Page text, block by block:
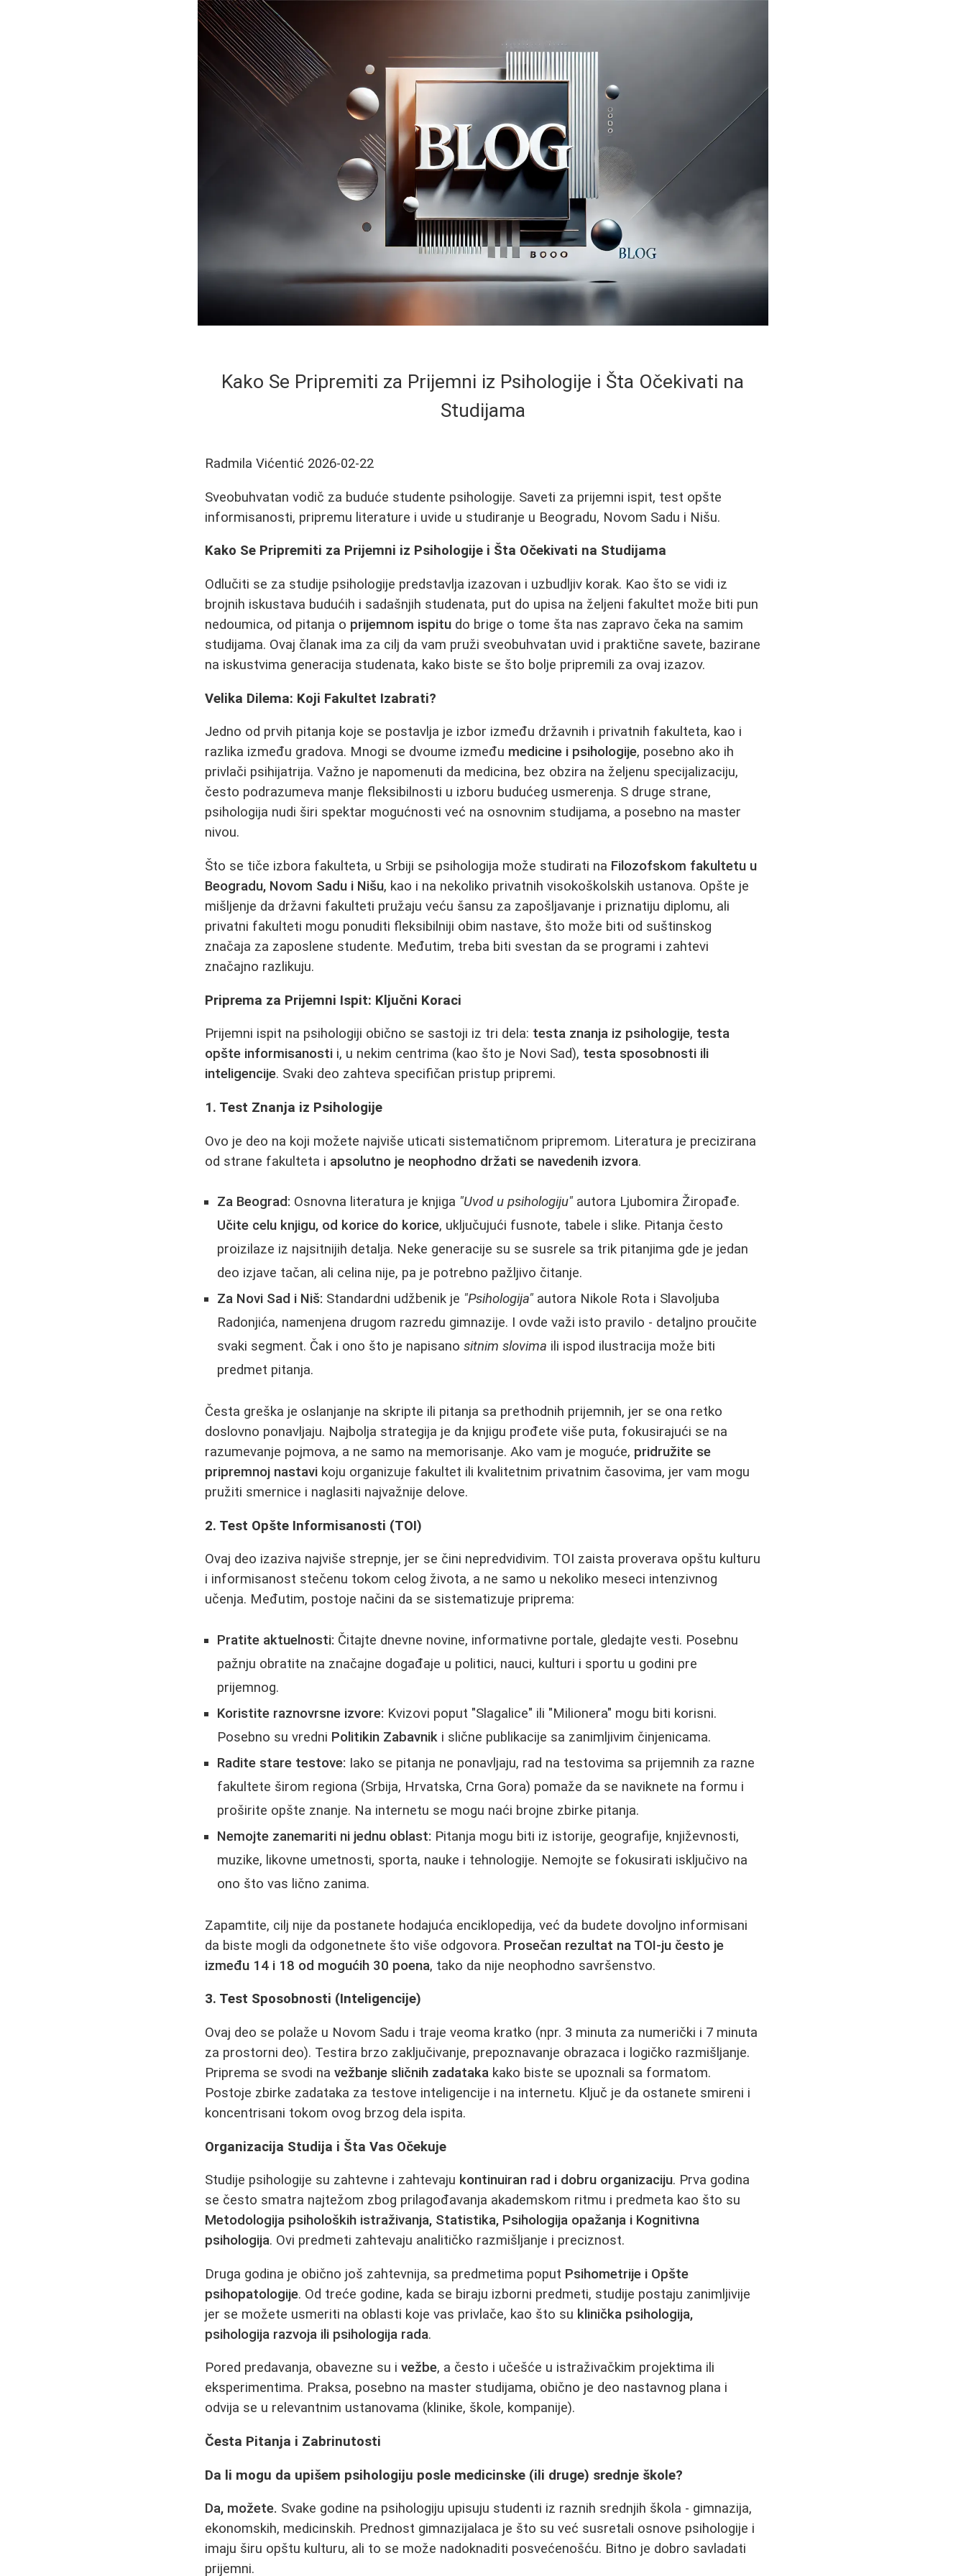
Kako Se Pripremiti za Prijemni iz Psihologije i Šta Očekivati na
Studijama
Radmila Vićentić 2026-02-22
Sveobuhvatan vodič za buduće studente psihologije. Saveti za prijemni ispit, test opšte
informisanosti, pripremu literature i uvide u studiranje u Beogradu, Novom Sadu i Nišu.
Kako Se Pripremiti za Prijemni iz Psihologije i Šta Očekivati na Studijama
Odlučiti se za studije psihologije predstavlja izazovan i uzbudljiv korak. Kao što se vidi iz
brojnih iskustava budućih i sadašnjih studenata, put do upisa na željeni fakultet može biti pun
nedoumica, od pitanja o prijemnom ispitu do brige o tome šta nas zapravo čeka na samim
studijama. Ovaj članak ima za cilj da vam pruži sveobuhvatan uvid i praktične savete, bazirane
na iskustvima generacija studenata, kako biste se što bolje pripremili za ovaj izazov.
Velika Dilema: Koji Fakultet Izabrati?
Jedno od prvih pitanja koje se postavlja je izbor između državnih i privatnih fakulteta, kao i
razlika između gradova. Mnogi se dvoume između medicine i psihologije, posebno ako ih
privlači psihijatrija. Važno je napomenuti da medicina, bez obzira na željenu specijalizaciju,
često podrazumeva manje fleksibilnosti u izboru budućeg usmerenja. S druge strane,
psihologija nudi širi spektar mogućnosti već na osnovnim studijama, a posebno na master
nivou.
Što se tiče izbora fakulteta, u Srbiji se psihologija može studirati na Filozofskom fakultetu u
Beogradu, Novom Sadu i Nišu, kao i na nekoliko privatnih visokoškolskih ustanova. Opšte je
mišljenje da državni fakulteti pružaju veću šansu za zapošljavanje i priznatiju diplomu, ali
privatni fakulteti mogu ponuditi fleksibilniji obim nastave, što može biti od suštinskog
značaja za zaposlene studente. Međutim, treba biti svestan da se programi i zahtevi
značajno razlikuju.
Priprema za Prijemni Ispit: Ključni Koraci
Prijemni ispit na psihologiji obično se sastoji iz tri dela: testa znanja iz psihologije, testa
opšte informisanosti i, u nekim centrima (kao što je Novi Sad), testa sposobnosti ili
inteligencije. Svaki deo zahteva specifičan pristup pripremi.
1. Test Znanja iz Psihologije
Ovo je deo na koji možete najviše uticati sistematičnom pripremom. Literatura je precizirana
od strane fakulteta i apsolutno je neophodno držati se navedenih izvora.
Za Beograd: Osnovna literatura je knjiga "Uvod u psihologiju" autora Ljubomira Žiropađe.
Učite celu knjigu, od korice do korice, uključujući fusnote, tabele i slike. Pitanja često
proizilaze iz najsitnijih detalja. Neke generacije su se susrele sa trik pitanjima gde je jedan
deo izjave tačan, ali celina nije, pa je potrebno pažljivo čitanje.
Za Novi Sad i Niš: Standardni udžbenik je "Psihologija" autora Nikole Rota i Slavoljuba
Radonjića, namenjena drugom razredu gimnazije. I ovde važi isto pravilo - detaljno proučite
svaki segment. Čak i ono što je napisanositnim slovima ili ispod ilustracija može biti
predmet pitanja.
Česta greška je oslanjanje na skripte ili pitanja sa prethodnih prijemnih, jer se ona retko
doslovno ponavljaju. Najbolja strategija je da knjigu prođete više puta, fokusirajući se na
razumevanje pojmova, a ne samo na memorisanje. Ako vam je moguće, pridružite se
pripremnoj nastavi koju organizuje fakultet ili kvalitetnim privatnim časovima, jer vam mogu
pružiti smernice i naglasiti najvažnije delove.
2. Test Opšte Informisanosti (TOI)
Ovaj deo izaziva najviše strepnje, jer se čini nepredvidivim. TOI zaista proverava opštu kulturu
i informisanost stečenu tokom celog života, a ne samo u nekoliko meseci intenzivnog
učenja. Međutim, postoje načini da se sistematizuje priprema:
Pratite aktuelnosti: Čitajte dnevne novine, informativne portale, gledajte vesti. Posebnu
pažnju obratite na značajne događaje u politici, nauci, kulturi i sportu u godini pre
prijemnog.
Koristite raznovrsne izvore: Kvizovi poput "Slagalice" ili "Milionera" mogu biti korisni.
Posebno su vredni Politikin Zabavnik i slične publikacije sa zanimljivim činjenicama.
Radite stare testove: Iako se pitanja ne ponavljaju, rad na testovima sa prijemnih za razne
fakultete širom regiona (Srbija, Hrvatska, Crna Gora) pomaže da se naviknete na formu i
proširite opšte znanje. Na internetu se mogu naći brojne zbirke pitanja.
Nemojte zanemariti ni jednu oblast: Pitanja mogu biti iz istorije, geografije, književnosti,
muzike, likovne umetnosti, sporta, nauke i tehnologije. Nemojte se fokusirati isključivo na
ono što vas lično zanima.
Zapamtite, cilj nije da postanete hodajuća enciklopedija, već da budete dovoljno informisani
da biste mogli da odgonetnete što više odgovora. Prosečan rezultat na TOI-ju često je
između 14 i 18 od mogućih 30 poena, tako da nije neophodno savršenstvo.
3. Test Sposobnosti (Inteligencije)
Ovaj deo se polaže u Novom Sadu i traje veoma kratko (npr. 3 minuta za numerički i 7 minuta
za prostorni deo). Testira brzo zaključivanje, prepoznavanje obrazaca i logičko razmišljanje.
Priprema se svodi navežbanje sličnih zadataka kako biste se upoznali sa formatom.
Postoje zbirke zadataka za testove inteligencije i na internetu. Ključ je da ostanete smireni i
koncentrisani tokom ovog brzog dela ispita.
Organizacija Studija i Šta Vas Očekuje
Studije psihologije su zahtevne i zahtevaju kontinuiran rad i dobru organizaciju. Prva godina
se često smatra najtežom zbog prilagođavanja akademskom ritmu i predmeta kao što su
Metodologija psiholoških istraživanja, Statistika, Psihologija opažanja i Kognitivna
psihologija. Ovi predmeti zahtevaju analitičko razmišljanje i preciznost.
Druga godina je obično još zahtevnija, sa predmetima poput Psihometrije i Opšte
psihopatologije. Od treće godine, kada se biraju izborni predmeti, studije postaju zanimljivije
jer se možete usmeriti na oblasti koje vas privlače, kao što su klinička psihologija,
psihologija razvoja ili psihologija rada.
Pored predavanja, obavezne su ivežbe, a često i učešće u istraživačkim projektima ili
eksperimentima. Praksa, posebno na master studijama, obično je deo nastavnog plana i
odvija se u relevantnim ustanovama (klinike, škole, kompanije).
Česta Pitanja i Zabrinutosti
Da li mogu da upišem psihologiju posle medicinske (ili druge) srednje škole?
Da, možete. Svake godine na psihologiju upisuju studenti iz raznih srednjih škola - gimnazija,
ekonomskih, medicinskih. Prednost gimnazijalaca je što su već susretali osnove psihologije i
imaju širu opštu kulturu, ali to se može nadoknaditi posvećenošću. Bitno je dobro savladati
prijemni.